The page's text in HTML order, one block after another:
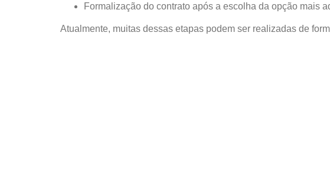
Formalização do contrato após a escolha da opção mais
Atualmente, muitas dessas etapas podem ser realizadas de